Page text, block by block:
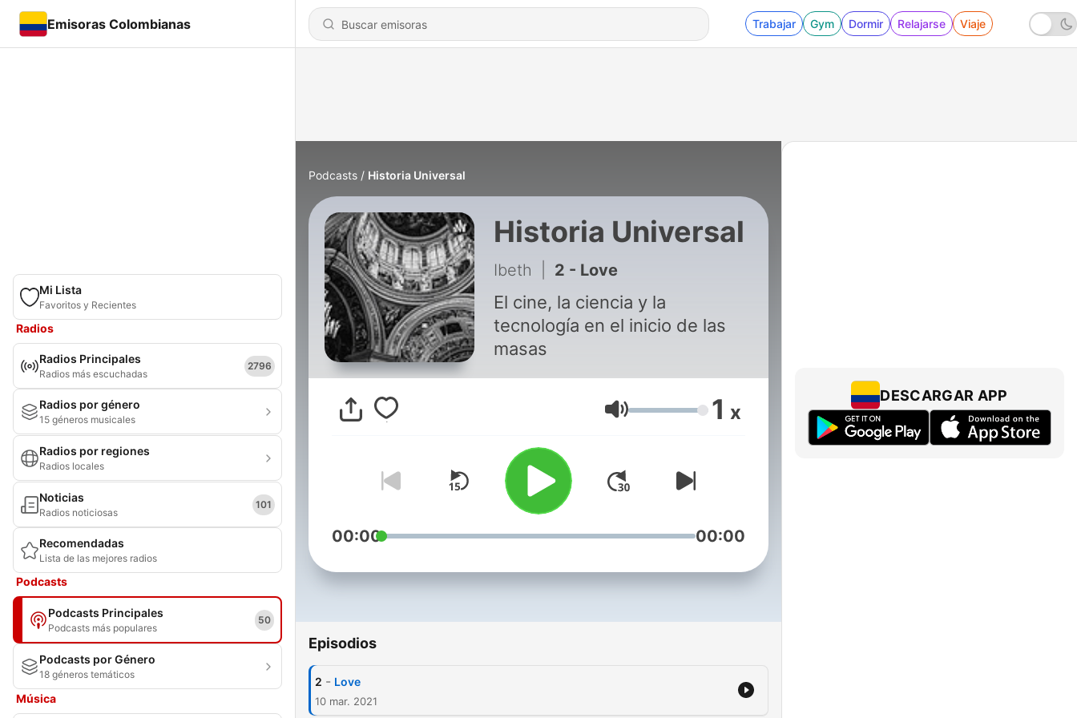
Emisoras Colombianas Trabajar Gym Dormir Relajarse Viaje
Mi Lista
Favoritos y Recientes
Radios
Radios Principales
Radios más escuchadas
2796
Radios por género
15 géneros musicales
Radios por regiones
Radios locales
Noticias
Radios noticiosas
101
Recomendadas
Lista de las mejores radios
Podcasts
Podcasts Principales
Podcasts más populares
50
Podcasts por Género
18 géneros temáticos
Música
Podcasts Historia Universal
Historia Universal
Ibeth 2 - Love
El cine, la ciencia y la
tecnología en el inicio de las
masas
Volumen 1 x
00:00 00:00
Episodios
2 - Love
10 mar. 2021
DESCARGAR APP